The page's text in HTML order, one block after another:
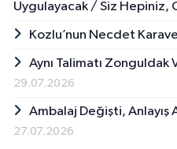
Uygulayacak / Siz Hepiniz,
Kozlu’nun Necdet
Aynı Talimatı
29.07.2026
Ambalaj Değişti, Anlayış
27.07.2026